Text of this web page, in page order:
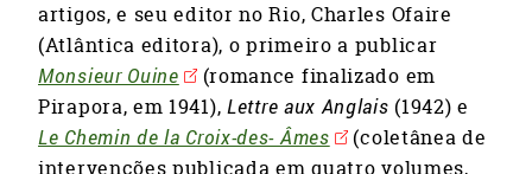
artigos, e seu editor no Rio, Charles Ofaire
(Atlântica editora), o primeiro a publicar
Monsieur Ouine
(romance finalizado em
Pirapora, em 1941), Lettre aux Anglais (1942) e
Le Chemin de la Croix-des- Âmes
(coletânea de
intervenções publicada em quatro volumes,